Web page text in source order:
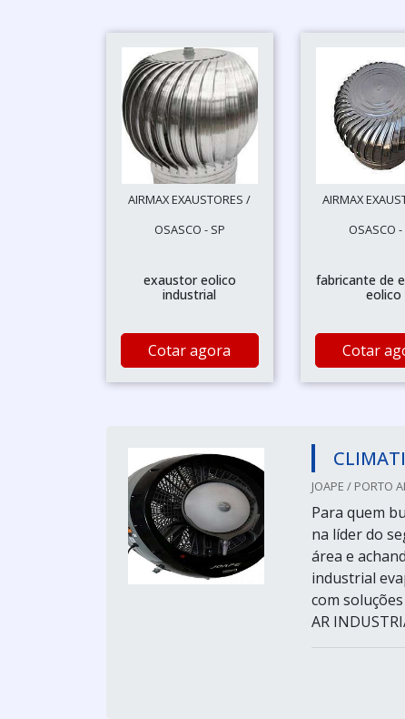
AIRMAX EXAUSTORES /
OSASCO - SP
exaustor eolico
industrial
Cotar agora
AIRMAX
OSASCO -
fabricante de
eolico
Cotar
JOAPE / PORTO
Para quem
na líder do
área e
industrial
com soluções
AR